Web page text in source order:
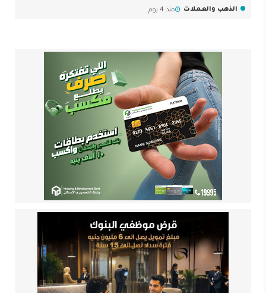
الذهب والعملات منذ 4 يوم